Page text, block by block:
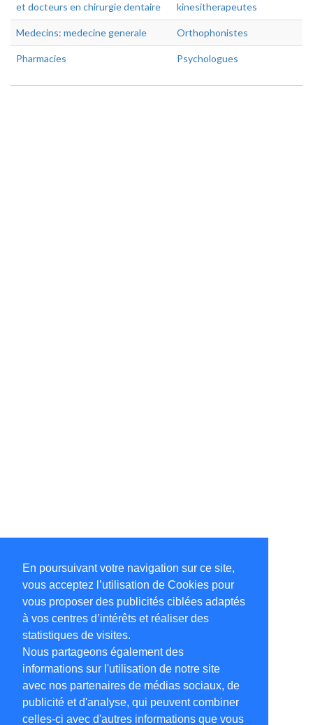
En poursuivant votre navigation sur ce site,
vous acceptez l’utilisation de Cookies pour
vous proposer des publicités ciblées adaptés
à vos centres d’intérêts et réaliser des
statistiques de visites.
Nous partageons également des
informations sur l'utilisation de notre site
avec nos partenaires de médias sociaux, de
publicité et d'analyse, qui peuvent combiner
celles-ci avec d'autres informations que vous
et docteurs en chirurgie dentaire
kinesitherapeutes
Medecins: medecine generale Orthophonistes
Pharmacies Psychologues